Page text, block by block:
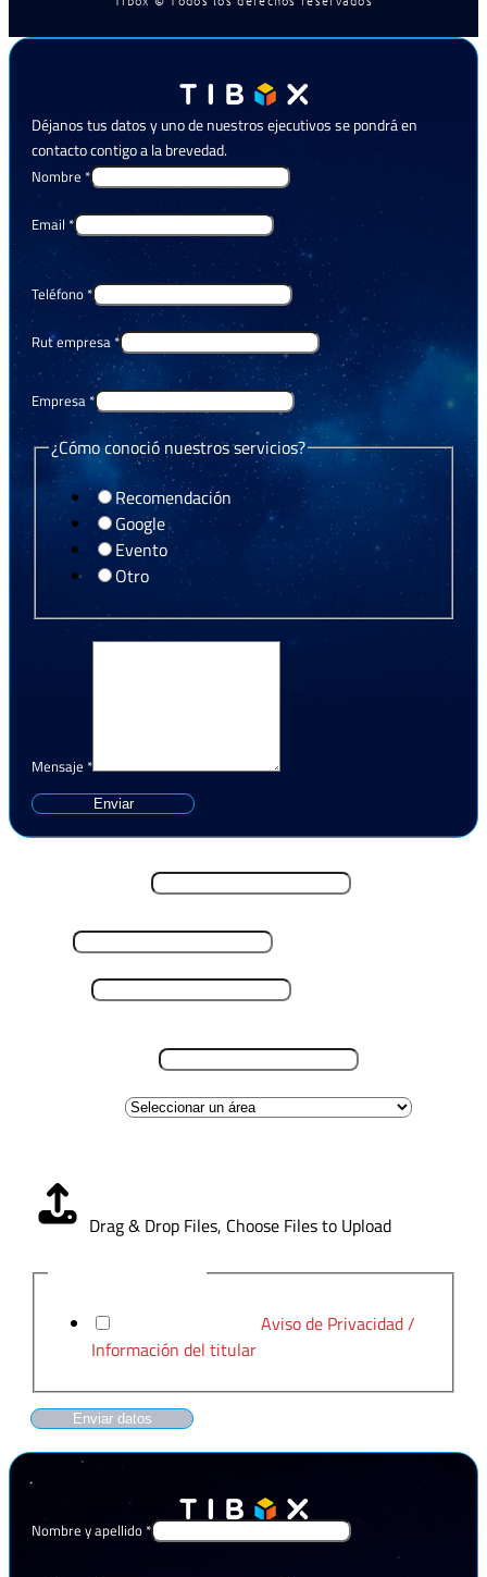
Déjanos tus datos y uno de nuestros ejecutivos se pondrá en
contacto contigo a la brevedad.
Nombre *
Email *
Teléfono *
Rut empresa *
Empresa *
¿Cómo conoció nuestros servicios?
Recomendación
Google
Evento
Otro
Mensaje *
Enviar
Drag & Drop Files, Choose Files to Upload
Aviso de Privacidad /
Información del titular
Enviar datos
Nombre y apellido *